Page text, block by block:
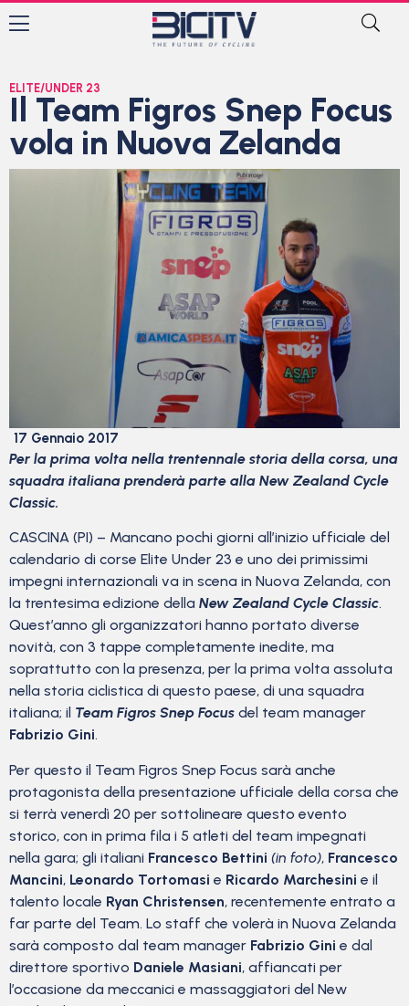
ELITE/UNDER 23
Il Team Figros Snep Focus
vola in Nuova Zelanda
17 Gennaio 2017
Per la prima volta nella trentennale storia della corsa, una
squadra italiana prenderà parte alla New Zealand Cycle
Classic.
CASCINA (PI) – Mancano pochi giorni all’inizio ufficiale del
calendario di corse Elite Under 23 e uno dei primissimi
impegni internazionali va in scena in Nuova Zelanda, con
la trentesima edizione della New Zealand Cycle Classic.
Quest’anno gli organizzatori hanno portato diverse
novità, con 3 tappe completamente inedite, ma
soprattutto con la presenza, per la prima volta assoluta
nella storia ciclistica di questo paese, di una squadra
italiana; il Team Figros Snep Focus del team manager
Fabrizio Gini.
Per questo il Team Figros Snep Focus sarà anche
protagonista della presentazione ufficiale della corsa che
si terrà venerdì 20 per sottolineare questo evento
storico, con in prima fila i 5 atleti del team impegnati
nella gara; gli italiani Francesco Bettini (in foto), Francesco
Mancini, Leonardo Tortomasi e Ricardo Marchesini e il
talento locale Ryan Christensen, recentemente entrato a
far parte del Team. Lo staff che volerà in Nuova Zelanda
sarà composto dal team manager Fabrizio Gini e dal
direttore sportivo Daniele Masiani, affiancati per
l’occasione da meccanici e massaggiatori del New